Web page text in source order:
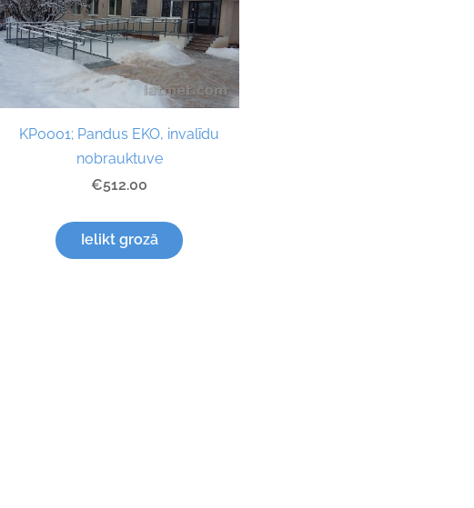
KP0001; Pandus EKO, invalīdu
nobrauktuve
€512.00
Ielikt grozā